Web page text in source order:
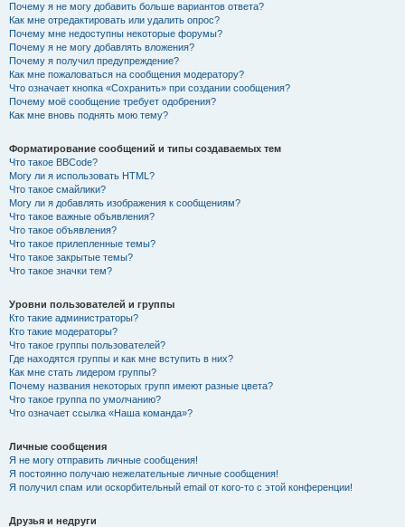
Почему я не могу добавить больше вариантов ответа?
Как мне отредактировать или удалить опрос?
Почему мне недоступны некоторые форумы?
Почему я не могу добавлять вложения?
Почему я получил предупреждение?
Как мне пожаловаться на сообщения модератору?
Что означает кнопка «Сохранить» при создании сообщения?
Почему моё сообщение требует одобрения?
Как мне вновь поднять мою тему?
Форматирование сообщений и типы создаваемых тем
Что такое BBCode?
Могу ли я использовать HTML?
Что такое смайлики?
Могу ли я добавлять изображения к сообщениям?
Что такое важные объявления?
Что такое объявления?
Что такое прилепленные темы?
Что такое закрытые темы?
Что такое значки тем?
Уровни пользователей и группы
Кто такие администраторы?
Кто такие модераторы?
Что такое группы пользователей?
Где находятся группы и как мне вступить в них?
Как мне стать лидером группы?
Почему названия некоторых групп имеют разные цвета?
Что такое группа по умолчанию?
Что означает ссылка «Наша команда»?
Личные сообщения
Я не могу отправить личные сообщения!
Я постоянно получаю нежелательные личные сообщения!
Я получил спам или оскорбительный email от кого-то с этой конференции!
Друзья и недруги